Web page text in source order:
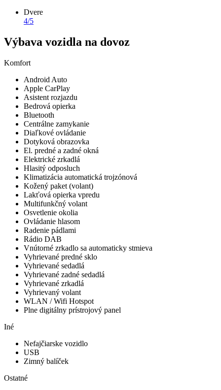
Dvere
4/5
Výbava vozidla na dovoz
Komfort
Android Auto
Apple CarPlay
Asistent rozjazdu
Bedrová opierka
Bluetooth
Centrálne zamykanie
Diaľkové ovládanie
Dotyková obrazovka
El. predné a zadné okná
Elektrické zrkadlá
Hlasitý odposluch
Klimatizácia automatická trojzónová
Kožený paket (volant)
Lakťová opierka vpredu
Multifunkčný volant
Osvetlenie okolia
Ovládanie hlasom
Radenie pádlami
Rádio DAB
Vnútorné zrkadlo sa automaticky stmieva
Vyhrievané predné sklo
Vyhrievané sedadlá
Vyhrievané zadné sedadlá
Vyhrievané zrkadlá
Vyhrievaný volant
WLAN / Wifi Hotspot
Plne digitálny prístrojový panel
Iné
Nefajčiarske vozidlo
USB
Zimný balíček
Ostatné